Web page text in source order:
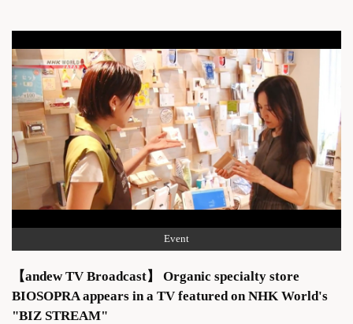
Event
【andew TV Broadcast】 Organic specialty store
BIOSOPRA appears in a TV featured on NHK World's
"BIZ STREAM"